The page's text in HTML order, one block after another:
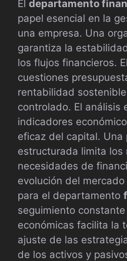
El departamento
papel esencial en la
una empresa. Una
garantiza la
los flujos financieros.
cuestiones
rentabilidad
controlado. El análisis
indicadores
eficaz del capital. Una
estructurada limita los
necesidades de
evolución del
para el departamento
seguimiento
económicas facilita la
ajuste de las
de los activos y